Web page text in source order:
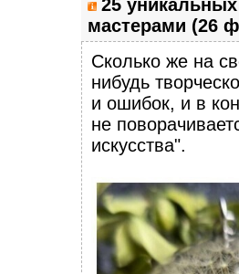
25
мастерами (26
Сколько же на
нибудь
и ошибок, и в
не
искусства".